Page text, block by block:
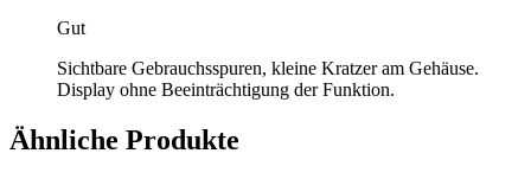
Gut
Sichtbare Gebrauchsspuren, kleine Kratzer am Gehäuse.
Display ohne Beeinträchtigung der Funktion.
Ähnliche Produkte